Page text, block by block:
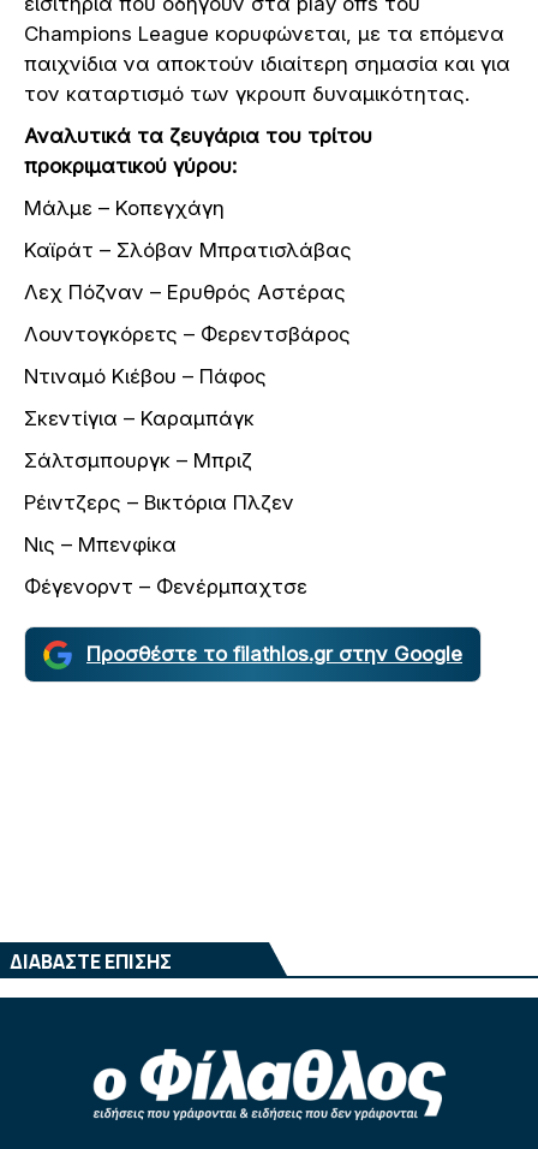
Champions League κορυφώνεται, με τα επόμενα
παιχνίδια να αποκτούν ιδιαίτερη σημασία και για
τον καταρτισμό των γκρουπ δυναμικότητας.
Αναλυτικά τα ζευγάρια του τρίτου
προκριματικού γύρου:
Μάλμε – Κοπεγχάγη
Καϊράτ – Σλόβαν Μπρατισλάβας
Λεχ Πόζναν – Ερυθρός Αστέρας
Λουντογκόρετς – Φερεντσβάρος
Ντιναμό Κιέβου – Πάφος
Σκεντίγια – Καραμπάγκ
Σάλτσμπουργκ – Μπριζ
Ρέιντζερς – Βικτόρια Πλζεν
Νις – Μπενφίκα
Φέγενορντ – Φενέρμπαχτσε
Προσθέστε το filathlos.gr στην Google
ΔΙΑΒΑΣΤΕ ΕΠΙΣΗΣ